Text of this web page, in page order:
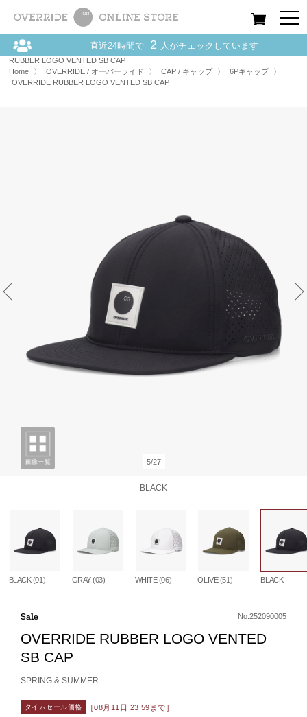
All Women Men
Home OVERRIDE / オーバーライド 〉 CAP / キャップ 〉 OVERRIDE
RUBBER LOGO VENTED SB CAP
Home
〉 OVERRIDE / オーバーライド 〉 CAP / キャップ 〉 6Pキャップ
〉
OVERRIDE RUBBER LOGO VENTED SB CAP
5/27
BLACK
BLACK (01) GRAY (03) WHITE (06) OLIVE (51) BLACK
Sale No.252090005
OVERRIDE RUBBER LOGO VENTED
SB CAP
SPRING & SUMMER
タイムセール価格 ［08月11日 23:59まで］
直近24時間で 2 人がチェックしています